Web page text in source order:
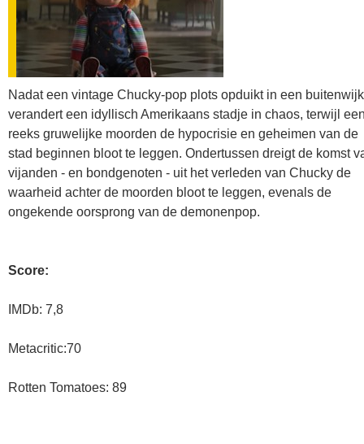
Nadat een vintage Chucky-pop plots opduikt in een
verandert een idyllisch Amerikaans stadje in chaos, terwijl
reeks gruwelijke moorden de hypocrisie en geheimen van de
stad beginnen bloot te leggen. Ondertussen dreigt de komst
vijanden - en bondgenoten - uit het verleden van Chucky de
waarheid achter de moorden bloot te leggen, evenals de
ongekende oorsprong van de demonenpop.
Score:
IMDb: 7,8
Metacritic:70
Rotten Tomatoes: 89